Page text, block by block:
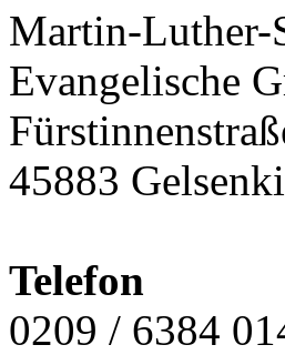
Martin-Luther-
Evangelische
45883
Telefon
0209 / 6384